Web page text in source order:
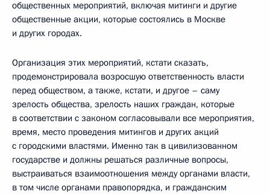
общественных мероприятий, включая митинги и другие
общественные акции, которые состоялись в Москве
и других городах.
Организация этих мероприятий, кстати сказать,
продемонстрировала возросшую ответственность власти
перед обществом, а также, кстати, и другое – саму
зрелость общества, зрелость наших граждан, которые
в соответствии с законом согласовывали все мероприятия,
время, место проведения митингов и других акций
с городскими властями. Именно так в цивилизованном
государстве и должны решаться различные вопросы,
выстраиваться взаимоотношения между органами власти,
в том числе органами правопорядка, и гражданским